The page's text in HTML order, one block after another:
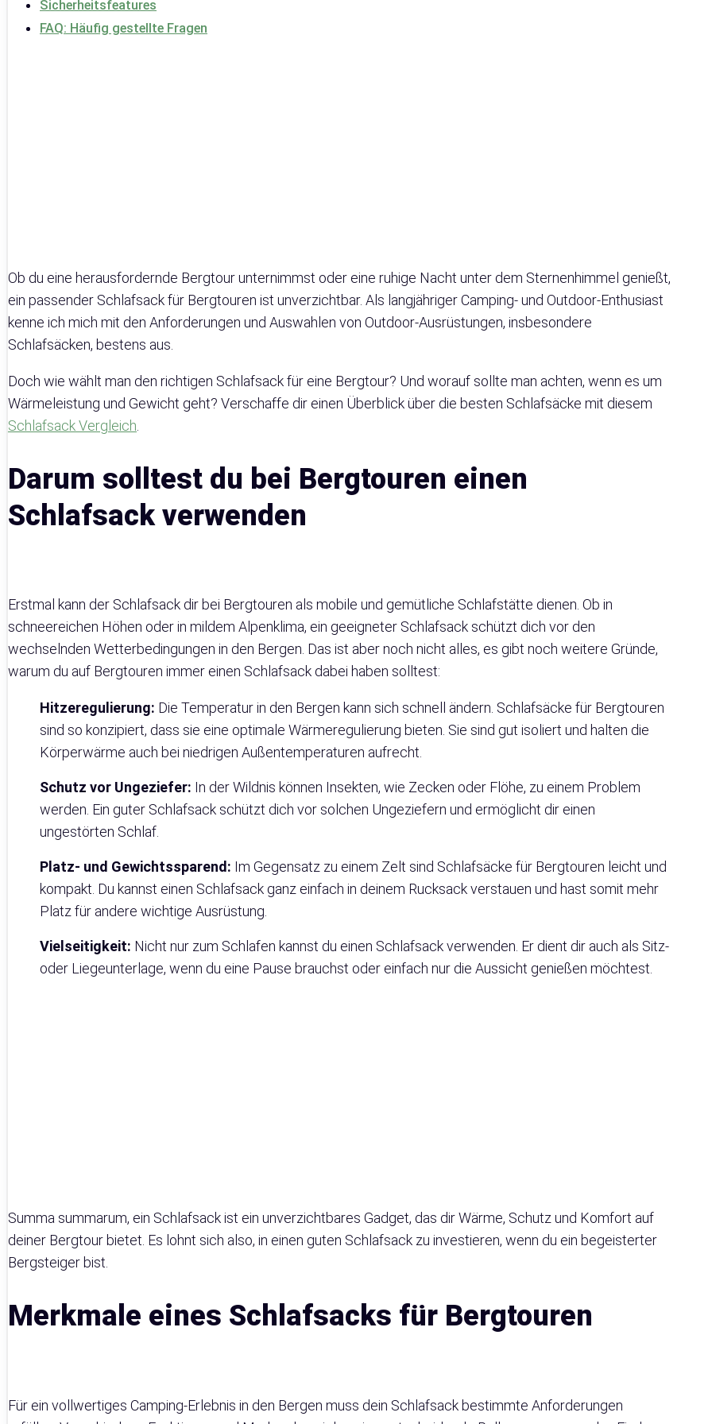
Sicherheitsfeatures
FAQ: Häufig gestellte Fragen
Ob du eine herausfordernde Bergtour unternimmst oder eine ruhige Nacht unter dem Sternenhimmel genießt,
ein passender Schlafsack für Bergtouren ist unverzichtbar. Als langjähriger Camping- und Outdoor-Enthusiast
kenne ich mich mit den Anforderungen und Auswahlen von Outdoor-Ausrüstungen, insbesondere
Schlafsäcken, bestens aus.
Doch wie wählt man den richtigen Schlafsack für eine Bergtour? Und worauf sollte man achten, wenn es um
Wärmeleistung und Gewicht geht? Verschaffe dir einen Überblick über die besten Schlafsäcke mit diesem
Schlafsack Vergleich
Darum solltest du bei Bergtouren einen
Schlafsack verwenden
Erstmal kann der Schlafsack dir bei Bergtouren als mobile und gemütliche Schlafstätte dienen. Ob in
schneereichen Höhen oder in mildem Alpenklima, ein geeigneter Schlafsack schützt dich vor den
wechselnden Wetterbedingungen in den Bergen. Das ist aber noch nicht alles, es gibt noch weitere Gründe,
warum du auf Bergtouren immer einen Schlafsack dabei haben solltest:
Hitzeregulierung: Die Temperatur in den Bergen kann sich schnell ändern. Schlafsäcke für Bergtouren
sind so konzipiert, dass sie eine optimale Wärmeregulierung bieten. Sie sind gut isoliert und halten die
Körperwärme auch bei niedrigen Außentemperaturen aufrecht.
Schutz vor Ungeziefer: In der Wildnis können Insekten, wie Zecken oder Flöhe, zu einem Problem
werden. Ein guter Schlafsack schützt dich vor solchen Ungeziefern und ermöglicht dir einen
ungestörten Schlaf.
Platz- und Gewichtssparend: Im Gegensatz zu einem Zelt sind Schlafsäcke für Bergtouren leicht und
kompakt. Du kannst einen Schlafsack ganz einfach in deinem Rucksack verstauen und hast somit mehr
Platz für andere wichtige Ausrüstung.
Vielseitigkeit: Nicht nur zum Schlafen kannst du einen Schlafsack verwenden. Er dient dir auch als Sitz-
oder Liegeunterlage, wenn du eine Pause brauchst oder einfach nur die Aussicht genießen möchtest.
Summa summarum, ein Schlafsack ist ein unverzichtbares Gadget, das dir Wärme, Schutz und Komfort auf
deiner Bergtour bietet. Es lohnt sich also, in einen guten Schlafsack zu investieren, wenn du ein begeisterter
Bergsteiger bist.
Merkmale eines Schlafsacks für Bergtouren
Für ein vollwertiges Camping-Erlebnis in den Bergen muss dein Schlafsack bestimmte Anforderungen